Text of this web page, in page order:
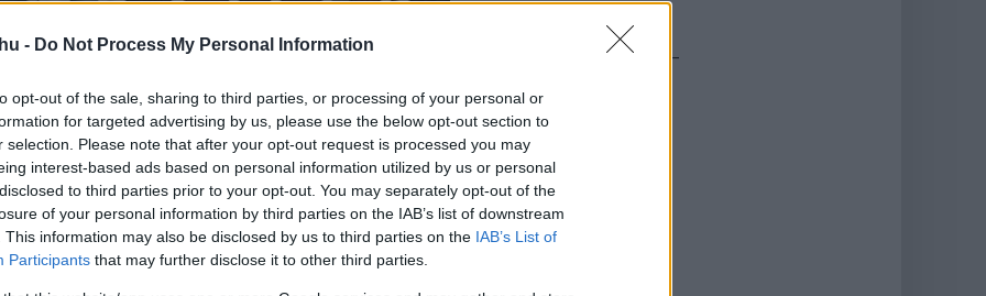
- Do Not Process My Personal Information
opt-out of the sale, sharing to third parties, or processing of your personal or
for targeted advertising by us, please use the below opt-out section to
selection. Please note that after your opt-out request is processed you may
interest-based ads based on personal information utilized by us or personal
to third parties prior to your opt-out. You may separately opt-out of the
of your personal information by third parties on the IAB’s list of downstream
This information may also be disclosed by us to third parties on the IAB’s List of
Participants that may further disclose it to other third parties.
#darázs #peyton reed
#a hangya és a darázs
lilly #michael douglas